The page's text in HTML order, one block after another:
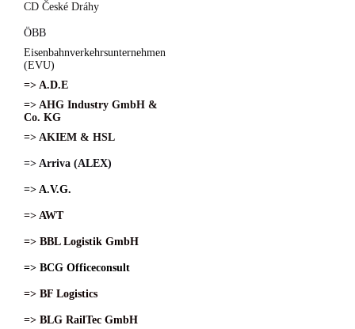
CD České Dráhy
ÖBB
Eisenbahnverkehrsunternehmen
(EVU)
=> A.D.E
=> AHG Industry GmbH &
Co. KG
=> AKIEM & HSL
=> Arriva (ALEX)
=> A.V.G.
=> AWT
=> BBL Logistik GmbH
=> BCG Officeconsult
=> BF Logistics
=> BLG RailTec GmbH